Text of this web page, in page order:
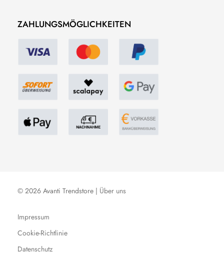
ZAHLUNGSMÖGLICHKEITEN
© 2026 Avanti Trendstore | Über uns
Impressum
Cookie-Richtlinie
Datenschutz